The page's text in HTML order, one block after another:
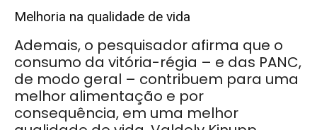
Melhoria na qualidade de vida
Ademais, o pesquisador afirma que o
consumo da vitória-régia – e das PANC,
de modo geral – contribuem para uma
melhor alimentação e por
consequência, em uma melhor